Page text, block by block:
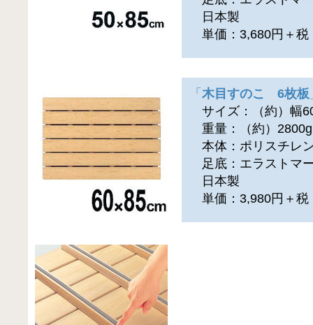
日本製
単価：3,680円＋税
「木目すのこ 6枚板
サイズ：（約）幅
重量：（約）2800g
本体：ポリスチレ
足底：エラストマ
日本製
単価：3,980円＋税